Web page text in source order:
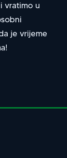
vratimo u
je vrijeme